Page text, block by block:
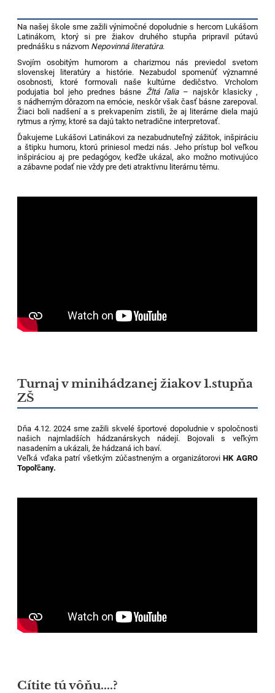
Na našej škole sme zažili výnimočné dopoludnie s hercom Lukášom
Latinákom, ktorý si pre žiakov druhého stupňa pripravil pútavú
prednášku s názvom Nepovinná literatúra.
Svojím osobitým humorom a charizmou nás previedol svetom
slovenskej literatúry a histórie. Nezabudol spomenúť významné
osobnosti, ktoré formovali naše kultúrne dedičstvo. Vrcholom
podujatia bol jeho prednes básne Žltá ľalia– najskôr klasicky ,
s nádherným dôrazom na emócie, neskôr však časť básne zarepoval.
Žiaci boli nadšení a s prekvapením zistili, že aj literárne diela majú
rytmus a rýmy, ktoré sa dajú takto netradične interpretovať.
Ďakujeme Lukášovi Latinákovi za nezabudnuteľný zážitok, inšpiráciu
a štipku humoru, ktorú priniesol medzi nás. Jeho prístup bol veľkou
inšpiráciou aj pre pedagógov, keďže ukázal, ako možno motivujúco
a zábavne podať nie vždy pre deti atraktívnu literárnu tému.
Turnaj v minihádzanej žiakov 1.stupňa
ZŠ
Dňa 4.12. 2024 sme zažili skvelé športové dopoludnie v spoločnosti
našich najmladších hádzanárskych nádejí. Bojovali s veľkým
nasadením a ukázali, že hádzaná ich baví.
Veľká vďaka patrí všetkým zúčastneným a organizátoroviHK AGRO
Topoľčany.
Cítite tú vôňu....?